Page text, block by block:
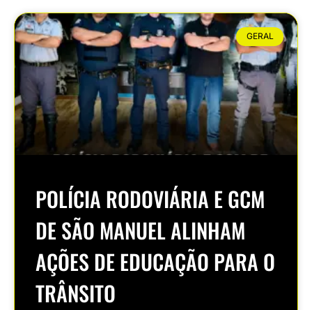
GERAL
POLÍCIA RODOVIÁRIA E GCM
DE SÃO MANUEL ALINHAM
AÇÕES DE EDUCAÇÃO PARA O
TRÂNSITO